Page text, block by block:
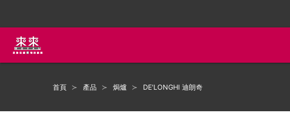
首頁 產品 焗爐 DE'LONGHI 迪朗奇